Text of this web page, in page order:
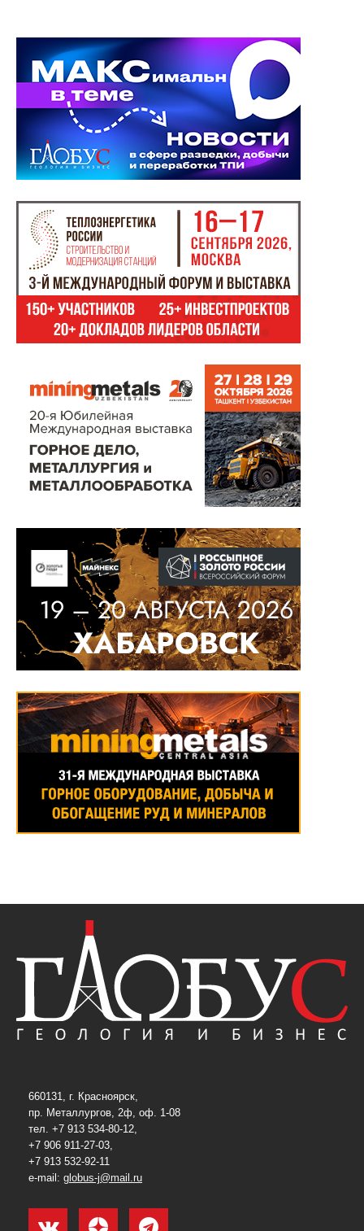
660131, г. Красноярск,
пр. Металлургов, 2ф, оф. 1-08
тел. +7 913 534-80-12,
+7 906 911-27-03,
+7 913 532-92-11
e-mail: globus-j@mail.ru